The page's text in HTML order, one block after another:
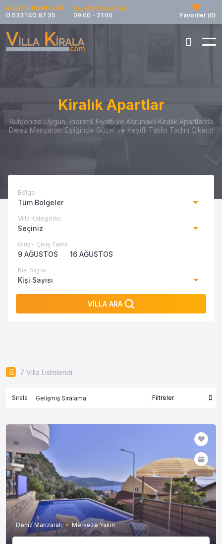
MÜŞTERİ HİZMETLERİ
0 533 140 87 35
ÇALIŞMA SAATLERİ
09:00 - 21:00 Favoriler (0)
Kiralık Apartlar
Bütçenize Uygun, İndirimli Fiyatlı ve Korunaklı Kiralık Apartlarda
Deniz Manzarası Eşliğinde Güzel ve Keyifli Tatilin Tadını Çıkarın
Bölge
Tüm Bölgeler
Villa Kategorisi
Seçiniz
Giriş - Çıkış Tarihi
9 AĞUSTOS 16 AĞUSTOS
Kişi Sayısı
Kişi Sayısı
VİLLA ARA
7 Villa Listelendi
Sırala Filtreler
Deniz Manzaralı Merkeze Yakın